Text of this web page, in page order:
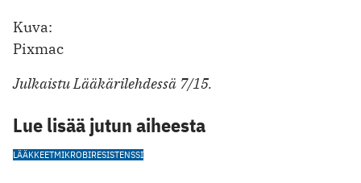
Kuva:
Pixmac
Julkaistu Lääkärilehdessä 7/15.
Lue lisää jutun aiheesta
LÄÄKKEETMIKROBIRESISTENSSI